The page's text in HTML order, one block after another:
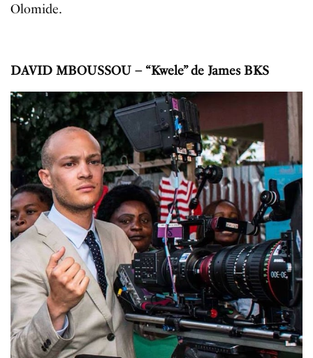
Olomide.
DAVID MBOUSSOU – “Kwele” de James BKS